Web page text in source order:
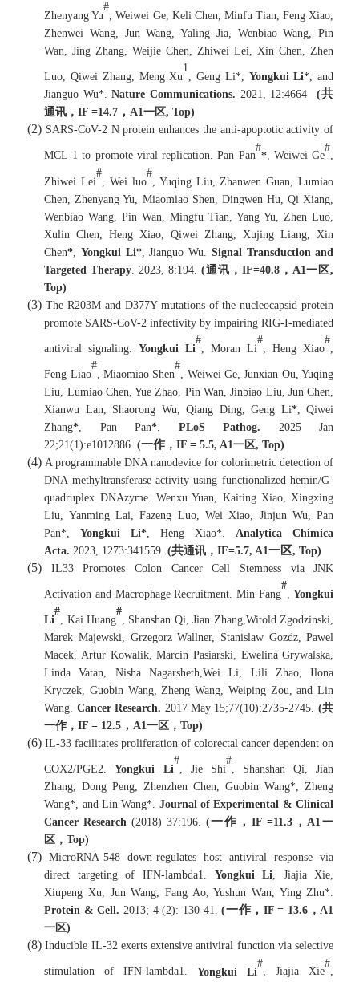
Zhenyang Yu
#
, Weiwei Ge, Keli Chen, Minfu Tian, Feng Xiao,
Zhenwei Wang, Jun Wang, Yaling Jia, Wenbiao Wang, Pin
Wan, Jing Zhang, Weijie Chen, Zhiwei Lei, Xin Chen, Zhen
Luo, Qiwei Zhang, Meng Xu
1
, Geng Li*, Yongkui Li*, and
Jianguo Wu*.Nature Communications. 2021, 12:4664 (共
通讯，IF =14.7 ，A1一区, Top)
(2) SARS-CoV-2 N protein enhances the anti-apoptotic activity of
MCL-1 to promote viral replication. Pan Pan
#
*, Weiwei Ge
#
,
Zhiwei Lei
#
, Wei luo
#
, Yuqing Liu, Zhanwen Guan, Lumiao
Chen, Zhenyang Yu, Miaomiao Shen, Dingwen Hu, Qi Xiang,
Wenbiao Wang, Pin Wan, Mingfu Tian, Yang Yu, Zhen Luo,
Xulin Chen, Heng Xiao, Qiwei Zhang, Xujing Liang, Xin
Chen* Yongkui Li*, Jianguo Wu.
Signal Transduction and
Targeted Therapy . 2023, 8:194. (通讯， IF=40.8， A1一区,
Top)
(3)The R203M and D377Y mutations of the nucleocapsid protein
promote SARS-CoV-2 infectivity by impairing RIG-I-mediated
antiviral signaling .Yongkui Li
#
, Moran Li
#
, Heng Xiao
#
Feng Liao
#
, Miaomiao Shen
#
, Weiwei Ge, Junxian Ou, Yuqing
Liu, Lumiao Chen, Yue Zhao, Pin Wan, Jinbiao Liu, Jun Chen,
Xianwu Lan, Shaorong Wu, Qiang Ding, Geng Li*, Qiwei
Zhang* , Pan Pan* PLoS Pathog. 2025 Jan
22;21(1):e1012886.(一作 ，IF = 5.5, A1一区, Top)
(4) A programmable DNA nanodevice for colorimetric detection of
DNA methyltransferase activity using functionalized hemin/G-
quadruplex DNAzyme.
Wenxu Yuan, Kaiting Xiao, Xingxing
Liu, Yanming Lai, Fazeng Luo, Wei Xiao, Jinjun Wu, Pan
Pan*,Yongkui Li* , Heng Xiao*. Analytica Chimica
Acta. 2023, 1273:341559.(共通讯，IF=5.7, A1一区, Top)
(5) IL33 Promotes Colon Cancer Cell Stemness via JNK
Activation and Macrophage Recruitment. Min Fang
#
,Yongkui
Li
#
, Kai Huang
#
, Shanshan Qi, Jian Zhang,Witold Zgodzinski,
Marek Majewski, Grzegorz Wallner, Stanislaw Gozdz, Pawel
Macek, Artur Kowalik, Marcin Pasiarski, Ewelina Grywalska,
Linda Vatan, Nisha Nagarsheth,Wei Li, Lili Zhao, Ilona
Kryczek, Guobin Wang, Zheng Wang, Weiping Zou, and Lin
Wang. Cancer Research. 2017 May 15;77(10):2735-2745. (共
一作，IF = 12.5 ， A1一区，Top)
(6)IL-33 facilitates proliferation of colorectal cancer dependent on
COX2/PGE2.Yongkui Li
#
, Jie Shi
#
, Shanshan Qi, Jian
Zhang, Dong Peng, Zhenzhen Chen, Guobin Wang*, Zheng
Wang*, and Lin Wang*. Journal of Experimental & Clinical
Cancer Research (2018) 37:196. (一作， IF =11.3，A1一
区，Top)
(7)MicroRNA-548 down-regulates host antiviral response via
direct targeting of IFN-lambda1. Yongkui Li, Jiajia Xie,
Xiupeng Xu, Jun Wang, Fang Ao, Yushun Wan, Ying Zhu*.
Protein & Cell.2013; 4 (2): 130-41. (一作， IF = 13.6 ，A1
一区)
(8)Inducible IL-32 exerts extensive antiviral function via selective
stimulation of IFN-lambda1. Yongkui Li
#
, Jiajia Xie
#
,